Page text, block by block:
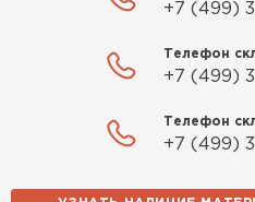
+7 (499)
Телефон
+7 (499)
Телефон
+7 (499)